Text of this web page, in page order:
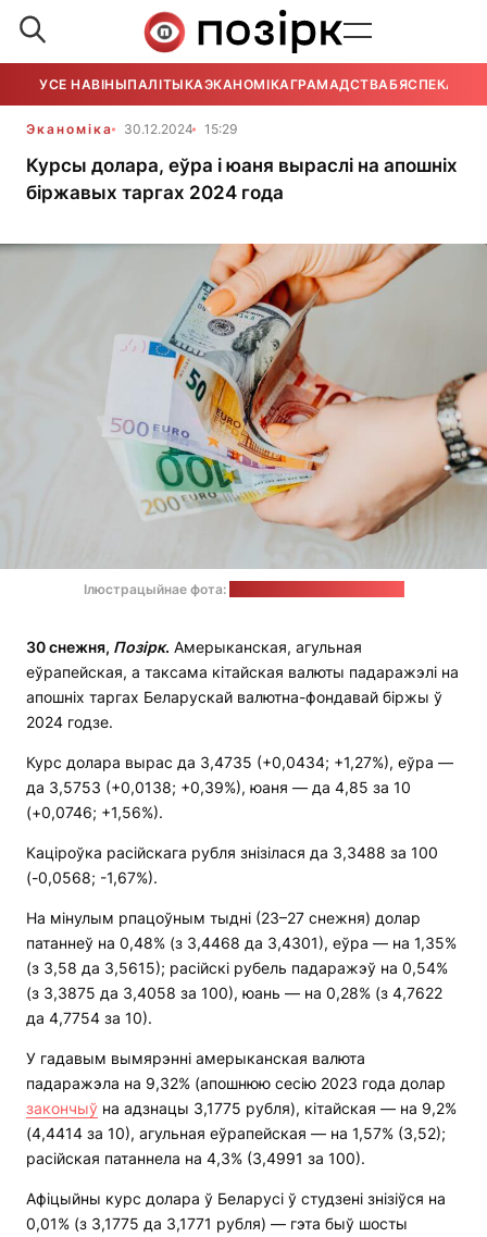
УСЕ НАВІНЫПАЛІТЫКАЭКАНОМІКАГРАМАДСТВАБЯСПЕКА
Эканоміка 30.12.2024 15:29
Курсы долара, еўра і юаня выраслі на апошніх
біржавых таргах 2024 года
Ілюстрацыйнае фота:
30снежня, Позірк. Амерыканская, агульная
еўрапейская, а таксама кітайская валюты падаражэлі на
апошніх таргах Беларускай валютна-фондавай біржы ў
2024 годзе.
Курс долара вырас да 3,4735 (+0,0434; +1,27%), еўра —
да 3,5753 (+0,0138; +0,39%), юаня — да 4,85 за 10
(+0,0746; +1,56%).
Каціроўка расійскага рубля знізілася да 3,3488 за 100
(-0,0568; -1,67%).
На мінулым рпацоўным тыдні (23–27 снежня) долар
патаннеў на 0,48% (з 3,4468 да 3,4301), еўра — на 1,35%
(з 3,58 да 3,5615); расійскі рубель падаражэў на 0,54%
(з 3,3875 да 3,4058 за 100), юань — на 0,28% (з 4,7622
да 4,7754 за 10).
У гадавым вымярэнні амерыканская валюта
падаражэла на 9,32% (апошнюю сесію 2023 года долар
закончыў на адзнацы 3,1775 рубля), кітайская — на 9,2%
(4,4414 за 10), агульная еўрапейская — на 1,57% (3,52);
расійская патаннела на 4,3% (3,4991 за 100).
Афіцыйны курс долара ў Беларусі ў студзені знізіўся на
0,01% (з 3,1775 да 3,1771 рубля) — гэта быў шосты